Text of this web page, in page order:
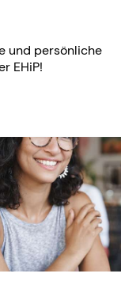
und persönliche
EHiP!